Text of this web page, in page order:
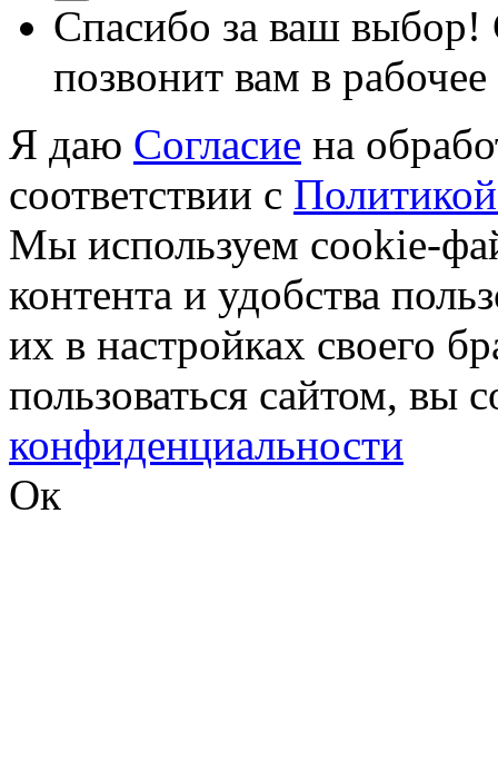
Спасибо за ваш
позвонит вам в
Я даю Согласие на
соответствии с
Мы используем cookie-
контента и удобства
их в настройках своего
пользоваться сайтом, вы
конфиденциальности
Ок